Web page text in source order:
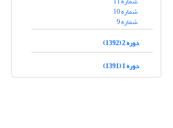
شماره 10
شماره 9
دوره 2 (1392)
دوره 1 (1391)